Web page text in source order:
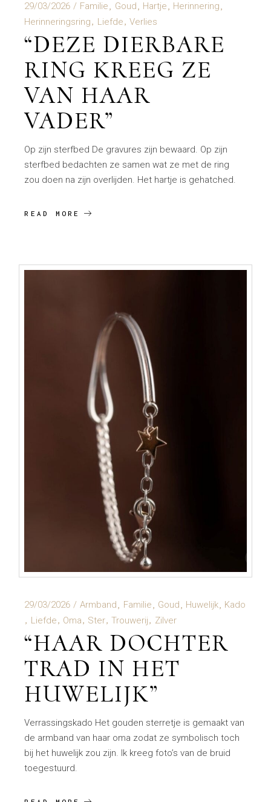
29/03/2026 Familie Goud Hartje
Herinnering
Herinneringsring
Liefde Verlies
“DEZE DIERBARE
RING KREEG ZE
VAN HAAR
VADER”
Op zijn sterfbed De gravures zijn bewaard. Op zijn
sterfbed bedachten ze samen wat ze met de ring
zou doen na zijn overlijden. Het hartje is gehatched.
READ MORE
29/03/2026 Armband Familie Goud Huwelijk
Kado
Liefde
Oma Ster Trouwerij Zilver
“HAAR DOCHTER
TRAD IN HET
HUWELIJK”
Verrassingskado Het gouden sterretje is gemaakt van
de armband van haar oma zodat ze symbolisch toch
bij het huwelijk zou zijn. Ik kreeg foto’s van de bruid
toegestuurd.